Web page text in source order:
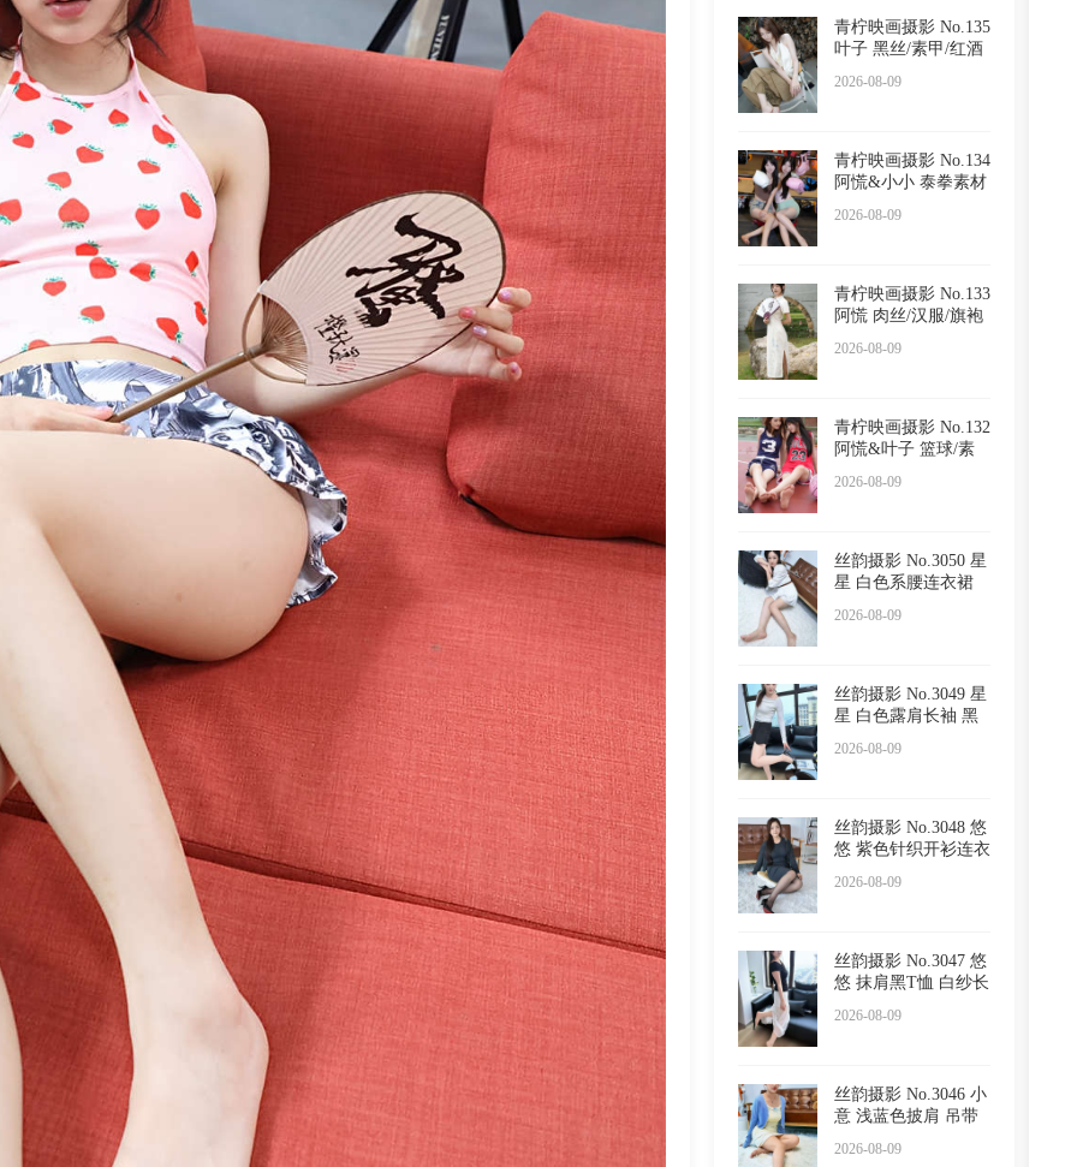
青柠映画摄影 No.135
叶子 黑丝/素甲/红酒
2026-08-09
青柠映画摄影 No.134
阿慌&小小 泰拳素材
2026-08-09
青柠映画摄影 No.133
阿慌 肉丝/汉服/旗袍
2026-08-09
青柠映画摄影 No.132
阿慌&叶子 篮球/素
2026-08-09
丝韵摄影 No.3050 星
星 白色系腰连衣裙
2026-08-09
丝韵摄影 No.3049 星
星 白色露肩长袖 黑
2026-08-09
丝韵摄影 No.3048 悠
悠 紫色针织开衫连衣
2026-08-09
丝韵摄影 No.3047 悠
悠 抹肩黑T恤 白纱长
2026-08-09
丝韵摄影 No.3046 小
意 浅蓝色披肩 吊带
2026-08-09